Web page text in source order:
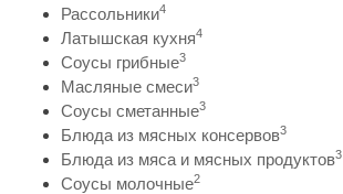
Рассольники4
Латышская кухня4
Соусы грибные3
Масляные смеси3
Соусы сметанные3
Блюда из мясных консервов3
Блюда из мяса и мясных продуктов3
Соусы молочные2